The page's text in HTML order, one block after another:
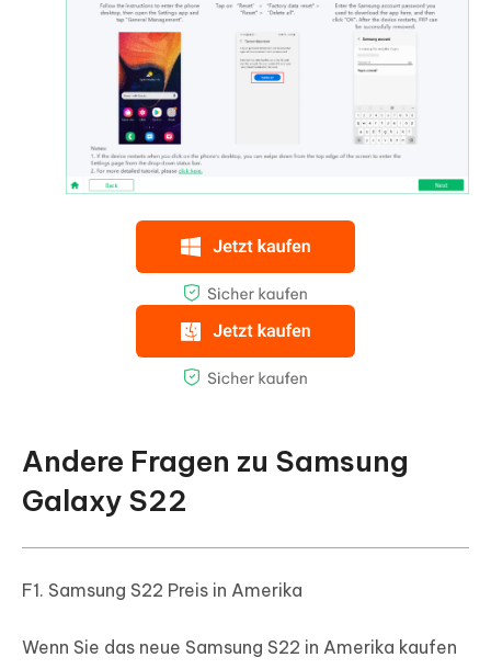
Andere Fragen zu Samsung
Galaxy S22
F1. Samsung S22 Preis in Amerika
Wenn Sie das neue Samsung S22 in Amerika kaufen